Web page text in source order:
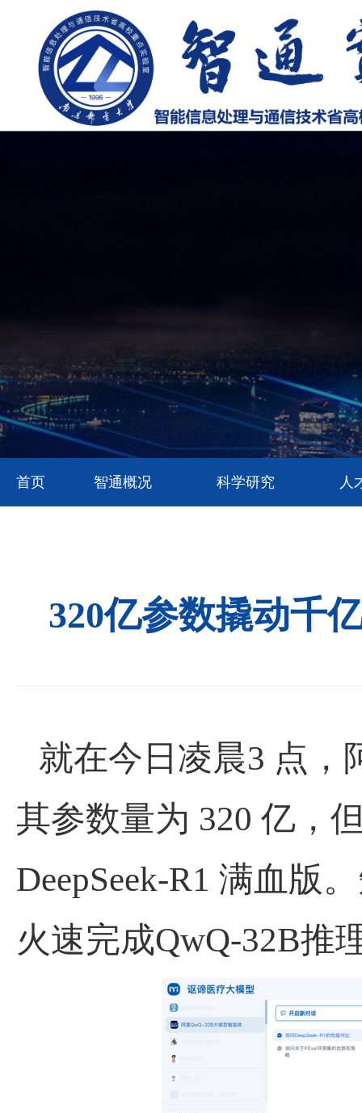
首页 智通概况 科学研究 人
320亿参数撬动千
就在今日凌晨3 点，
其参数量为 320 亿，
DeepSeek-R1 满血版。
火速完成QwQ-32B推